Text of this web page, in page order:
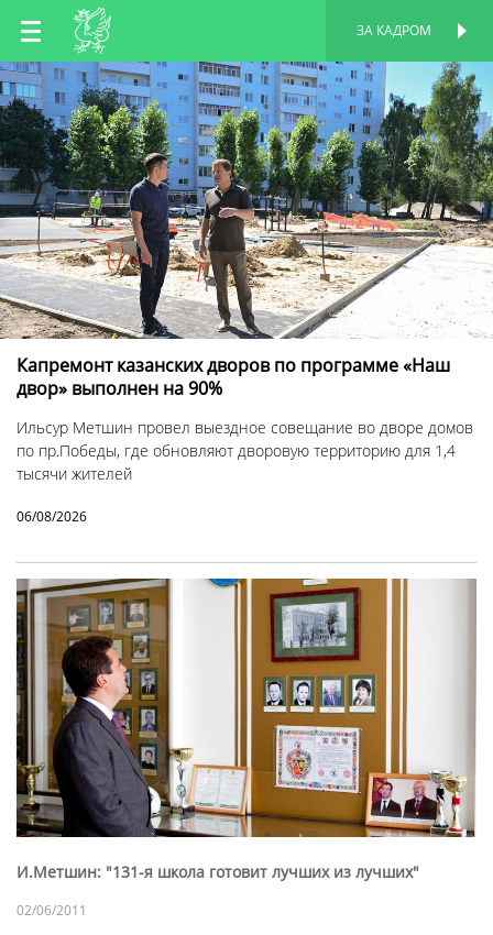
RU
EN
TT
ЗА КАДРОМ
Капремонт казанских дворов по программе «Наш
двор» выполнен на 90%
Ильсур Метшин провел выездное совещание во дворе домов
по пр.Победы, где обновляют дворовую территорию для 1,4
тысячи жителей
06/08/2026
И.Метшин: "131-я школа готовит лучших из лучших"
02/06/2011
ПЕРСОНАЛЬНАЯ
СТРАНИЦА